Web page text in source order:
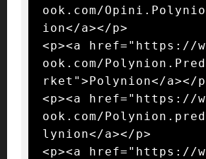
ook.com/
ion</a></p>
<p><a href="https://
ook.com/
rket">Polynion</a></
<p><a href="https://
ook.com/
lynion</a></p>
<p><a href="https://